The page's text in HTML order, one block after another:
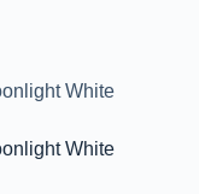
White
White